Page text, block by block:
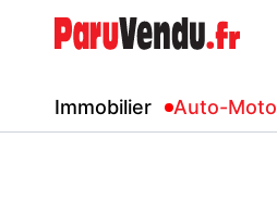
Immobilier Auto-Moto